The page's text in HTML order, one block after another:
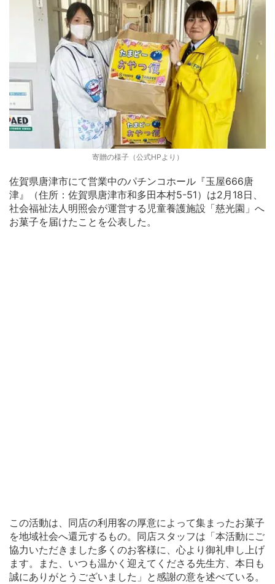
寄贈の様子（公式HPより）
佐賀県唐津市にて営業中のパチンコホール『玉屋666唐
津』（住所：佐賀県唐津市和多田本村5-51）は2月18日、
社会福祉法人明照会が運営する児童養護施設「慈光園」へ
お菓子を届けたことを公表した。
この活動は、同店の利用客の厚意によって集まったお菓子
を地域社会へ還元するもの。同店スタッフは「本活動にご
協力いただきました多くのお客様に、心より御礼申し上げ
ます。また、いつも温かく迎えてくださる先生方、本日も
誠にありがとうございました」と感謝の意を述べている。